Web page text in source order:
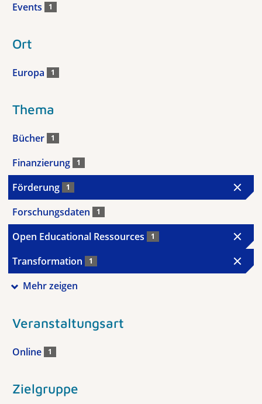
Events 1
Ort
Europa 1
Thema
Bücher 1
Finanzierung 1
Förderung 1
Forschungsdaten 1
Open Educational Ressources 1
Transformation 1
Mehr zeigen
Veranstaltungsart
Online 1
Zielgruppe